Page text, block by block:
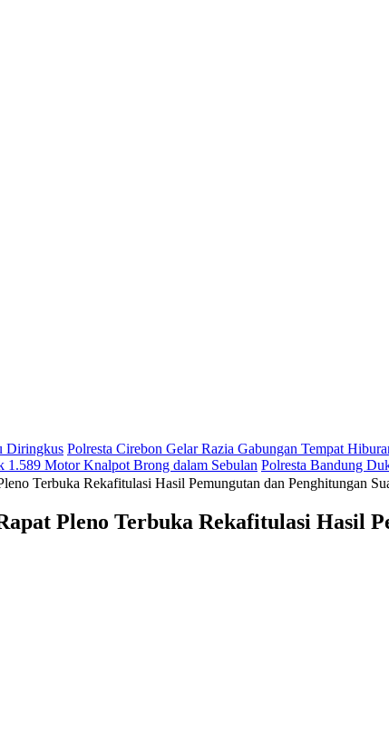
Diringkus Polresta Cirebon Gelar Razia Gabungan Tempat
1.589 Motor Knalpot Brong dalam Sebulan Polresta Bandung
Terbuka Rekafitulasi Hasil Pemungutan dan Penghitungan
Pleno Terbuka Rekafitulasi Hasil